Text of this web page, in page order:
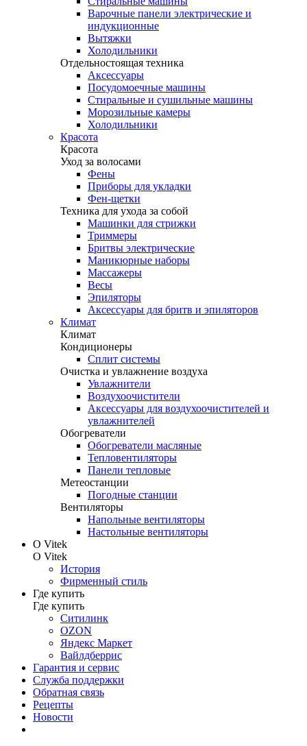
Варочные панели электрические и
индукционные
Вытяжки
Холодильники
Отдельностоящая техника
Аксессуары
Посудомоечные машины
Стиральные и сушильные машины
Морозильные камеры
Холодильники
Красота
Красота
Уход за волосами
Фены
Приборы для укладки
Фен-щетки
Техника для ухода за собой
Машинки для стрижки
Триммеры
Бритвы электрические
Маникюрные наборы
Массажеры
Весы
Эпиляторы
Аксессуары для бритв и эпиляторов
Климат
Климат
Кондиционеры
Сплит системы
Очистка и увлажнение воздуха
Увлажнители
Воздухоочистители
Аксессуары для воздухоочистителей и
увлажнителей
Обогреватели
Обогреватели масляные
Тепловентиляторы
Панели тепловые
Метеостанции
Погодные станции
Вентиляторы
Напольные вентиляторы
Настольные вентиляторы
О Vitek
О Vitek
История
Фирменный стиль
Где купить
Где купить
Ситилинк
OZON
Яндекс Маркет
Вайлдберрис
Гарантия и сервис
Служба поддержки
Обратная связь
Рецепты
Новости